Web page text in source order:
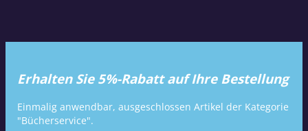
Erhalten Sie 5%-Rabatt auf Ihre Bestellung
Einmalig anwendbar, ausgeschlossen Artikel der Kategorie
"Bücherservice".